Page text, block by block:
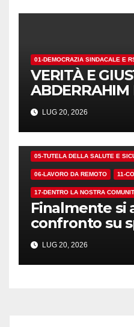
01-DEMOCRAZIA SINDACALE E
VERITÀ E
ABDERRAHIM
LUG 20, 2026
05-TUTELA DELLA SALUTE E
06-LAVORO DA REMOTO 11-
17-DENTRO LA NOSTRA
Finalmente si
confronto su
dotazioni
LUG 20, 2026